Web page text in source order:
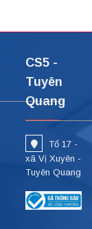
CS5 -
Tuyên
Quang
Tổ 17 -
xã Vị Xuyên -
Tuyên Quang